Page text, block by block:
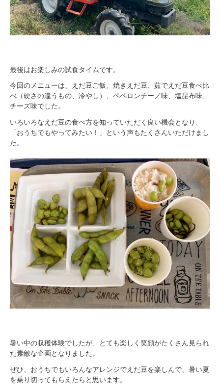
最後はお楽しみの試食タイムです。
今回のメニューは、えだ豆ご飯、焼きえだ豆、茹でえだ豆食べ比
べ（硬さの違うもの、冷やし）、ペペロンチーノ味、塩昆布味、
チーズ味でした。
いろいろなえだ豆の食べ方を知っていただく良い機会となり、
「おうちでもやってみたい！」という声もたくさんいただけまし
た。
暑い中の収穫体験でしたが、とても楽しく笑顔がたくさん見られ
た素敵な企画となりました。
ぜひ、おうちでもいろんなアレンジでえだ豆を楽しんで、暑い夏
を乗り切ってもらえたらと思います。